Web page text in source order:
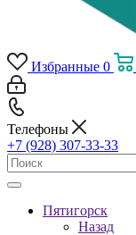
Избранные 0
Телефоны
+7 (928) 307-33-33
Пятигорск
Назад